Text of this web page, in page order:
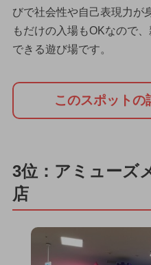
びで社会性や自己表現力が
もだけの入場もOKなので
できる遊び場です。
このスポットの
3位：アミュー
店